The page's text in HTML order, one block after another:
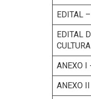
EDITAL
EDITAL
ANEXO I
ANEXO